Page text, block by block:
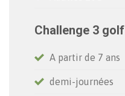
Challenge 3 golf
A partir de 7 ans
demi-journées